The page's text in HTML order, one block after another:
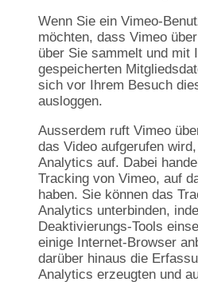
Wenn Sie ein Vimeo-
möchten, dass Vimeo
über Sie sammelt und mit
gespeicherten
sich vor Ihrem Besuch
ausloggen.
Ausserdem ruft Vimeo
das Video aufgerufen
Analytics auf. Dabei
Tracking von Vimeo, auf
haben. Sie können das
Analytics unterbinden,
Deaktivierungs-Tools
einige Internet-Browser
darüber hinaus die
Analytics erzeugten und